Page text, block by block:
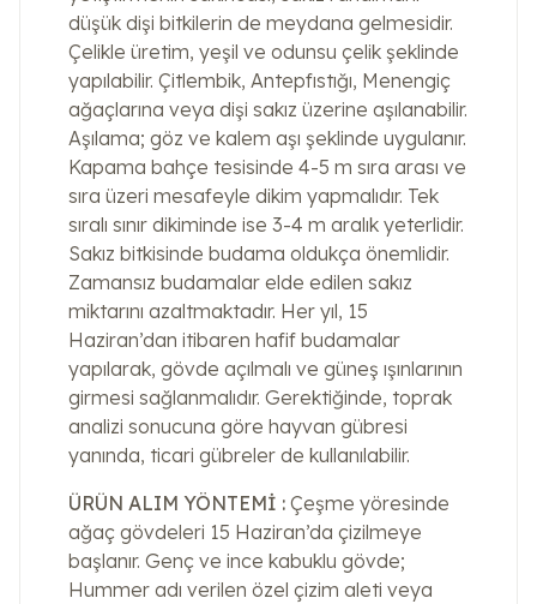
düşük dişi bitkilerin de meydana gelmesidir.
Çelikle üretim, yeşil ve odunsu çelik şeklinde
yapılabilir. Çitlembik, Antepfıstığı, Menengiç
ağaçlarına veya dişi sakız üzerine aşılanabilir.
Aşılama; göz ve kalem aşı şeklinde uygulanır.
Kapama bahçe tesisinde 4-5 m sıra arası ve
sıra üzeri mesafeyle dikim yapmalıdır. Tek
sıralı sınır dikiminde ise 3-4 m aralık yeterlidir.
Sakız bitkisinde budama oldukça önemlidir.
Zamansız budamalar elde edilen sakız
miktarını azaltmaktadır. Her yıl, 15
Haziran’dan itibaren hafif budamalar
yapılarak, gövde açılmalı ve güneş ışınlarının
girmesi sağlanmalıdır. Gerektiğinde, toprak
analizi sonucuna göre hayvan gübresi
yanında, ticari gübreler de kullanılabilir.
ÜRÜN ALIM YÖNTEMİ : Çeşme yöresinde
ağaç gövdeleri 15 Haziran’da çizilmeye
başlanır. Genç ve ince kabuklu gövde;
Hummer adı verilen özel çizim aleti veya